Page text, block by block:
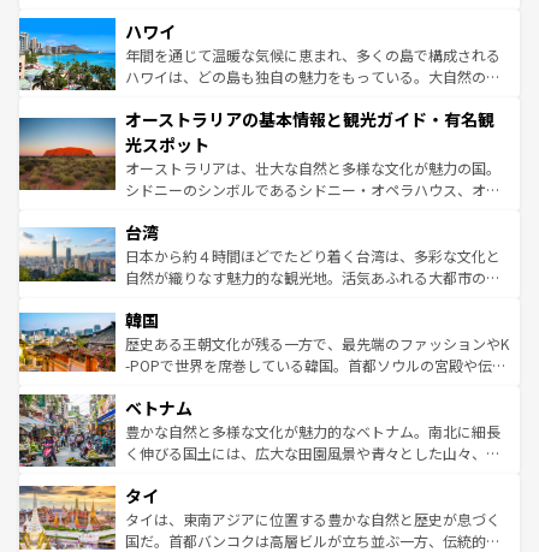
着のスイス情報は
のような巨大都市は、観光、ショッピング、エンターテイ
ンメントが詰まった刺激的なスポットだ。一方、アメリカ
西部には大自然が広がり、グランドキャニオンやイエロー
部のニューオーリンズでは、音楽と美食が融合した独特の
文化が魅力。旅行者はアメリカの各地域で異なる魅力を楽
しみながら、その多様性と豊かな歴史を感じることができ
るだろう。車でのロードトリップや列車の旅も、アメリカ
情報は
ハワイ
年間を通じて温暖な気候に恵まれ、多くの島で構成される
ハワイは、どの島も独自の魅力をもっている。大自然の神
ワイ島は見逃せない。また、定番の観光地といえばオアフ
島だが、静かな自然を求めるならマウイ島やカウアイ島が
おすすめ。エメラルドグリーンに輝く海をはじめ、豊かな
文化や歴史が息づいている。「アロハスピリット」と呼ば
人々、おいしいローカルフードやハワイアンミュージッ
ク、伝統的なフラダンスなど、すべてがハワイの魅力を彩
っている。訪れるたびに新しい発見と感動が待っているハ
はコンテンツ一覧
オーストラリアの基本情報と観光ガイド・有名観
光スポット
オーストラリアは、壮大な自然と多様な文化が魅力の国。
シドニーのシンボルであるシドニー・オペラハウス、オー
リアリーフや大陸中央部にそびえるウルル（エアーズロッ
ク）、タスマニアの美しい原生林やケアンズの熱帯雨林な
ど、見どころがたくさん。また、カフェやワイン、オージ
いる。アクティビティも充実しており、サーフィンやダイ
ビング、ハイキングなど、アウトドア好きにはたまらな
い。オーストラリアの多彩な魅力を存分に味わいつくそ
参照してほしい。
台湾
日本から約４時間ほどでたどり着く台湾は、多彩な文化と
自然が織りなす魅力的な観光地。活気あふれる大都市の台
ン）、静ひつな山岳地帯である台湾東部など、都市の喧騒
と山間の静けさが共存しており、訪れる人に新しい発見と
驚きをもたらしてくれる。また、奥深い台湾の食文化も魅
容にもいいと評判のスイーツなど、バラエティ豊かな料理
が味わえる。 なお、新着の台湾情報は コンテンツ一覧を参
照してほしい。
韓国
歴史ある王朝文化が残る一方で、最先端のファッションやK
-POPで世界を席巻している韓国。首都ソウルの宮殿や伝統
き、地方に足を延ばせば四季折々の自然美を楽しむことが
できる。そして、キムチや焼肉、絶品のストリートフード
まで、さまざまな韓国料理が待っている。夜には、韓国な
リティに包まれながら、韓国の多彩な魅力を心ゆくまで味
わってみてほしい。 なお、新着の韓国情報はコンテンツ一
覧を参照してほしい。
ベトナム
豊かな自然と多様な文化が魅力的なベトナム。南北に細長
く伸びる国土には、広大な田園風景や青々とした山々、世
急速な発展と共に伝統が息づく。ハノイの古い町並みやホ
ーチミン市のフランス統治時代の建物も、独特の雰囲気を
醸し出している。また、バラエティの豊かさとおいしさで
タイ
タイは、東南アジアに位置する豊かな自然と歴史が息づく
国だ。首都バンコクは高層ビルが立ち並ぶ一方、伝統的な